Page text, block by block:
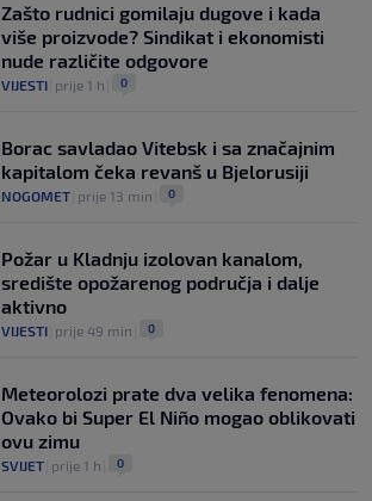
Zašto rudnici gomilaju dugove i kada
više proizvode? Sindikat i ekonomisti
nude različite odgovore
VIJESTI prije 1 h 0
Borac savladao Vitebsk i sa značajnim
kapitalom čeka revanš u Bjelorusiji
NOGOMET prije 13 min 0
Požar u Kladnju izolovan kanalom,
središte opožarenog područja i dalje
aktivno
VIJESTI prije 49 min 0
Meteorolozi prate dva velika fenomena:
Ovako bi Super El Niño mogao oblikovati
ovu zimu
SVIJET prije 1 h 0